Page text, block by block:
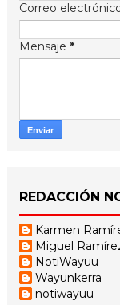
Correo
Mensaje *
REDACCIÓN
Karmen
Miguel
NotiWayuu
Wayunkerra
notiwayuu